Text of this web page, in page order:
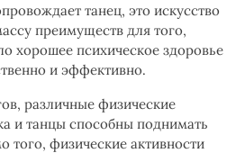
танец, это искусство
преимуществ для того,
хорошее психическое здоровье
и эффективно.
различные физические
и танцы способны поднимать
того, физические активности